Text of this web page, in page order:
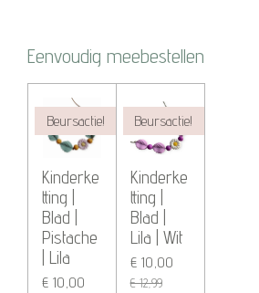
Eenvoudig meebestellen
Beursactie!
Kinderke
tting |
Blad |
Pistache
| Lila
€ 10,00
Beursactie!
Kinderke
tting |
Blad |
Lila | Wit
€ 10,00
€ 12,99